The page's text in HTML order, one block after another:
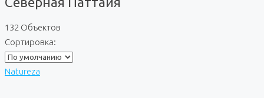
132 Объектов
Сортировка:
Natureza